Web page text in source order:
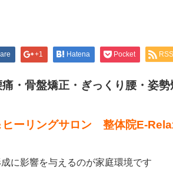
+1 Hatena Pocket RSS
・骨盤矯正・ぎっくり腰・姿勢
ヒーリングサロン 整体院E-
に影響を与えるのが家庭環境です